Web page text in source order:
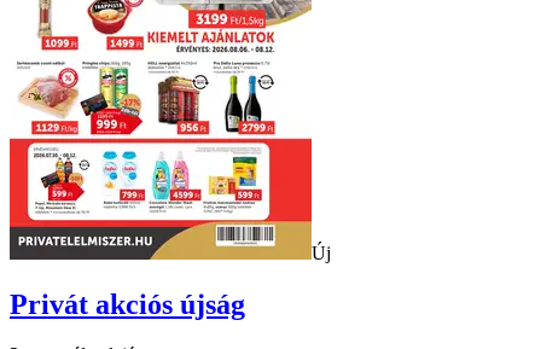
Új
Privát akciós újság